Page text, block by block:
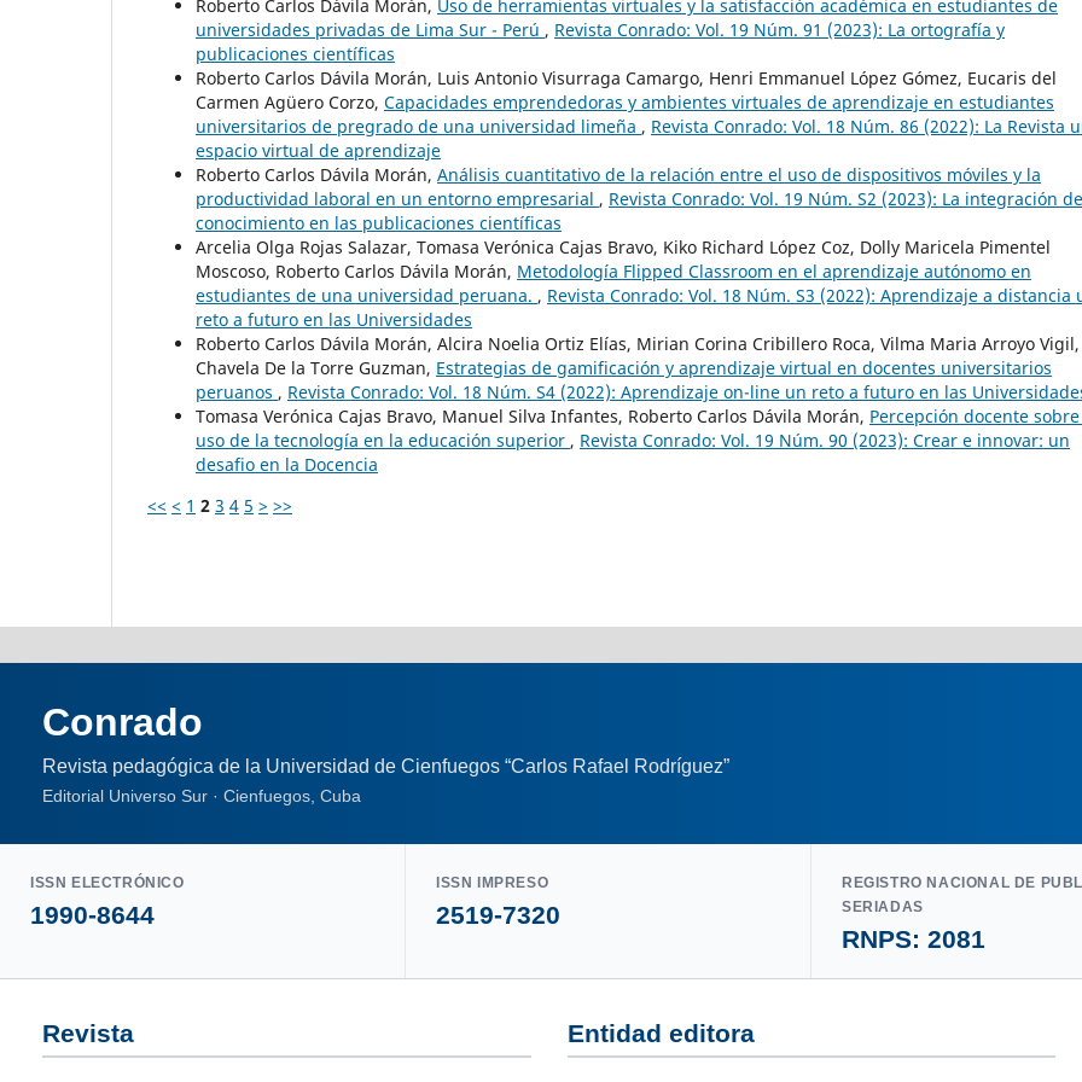
Roberto Carlos Dávila Morán, Uso de herramientas virtuales y la satisfacción académica en estudiantes de
universidades privadas de Lima Sur - Perú , Revista Conrado: Vol. 19 Núm. 91 (2023): La ortografía y
publicaciones científicas
Roberto Carlos Dávila Morán, Luis Antonio Visurraga Camargo, Henri Emmanuel López Gómez, Eucaris del
Carmen Agüero Corzo, Capacidades emprendedoras y ambientes virtuales de aprendizaje en estudiantes
universitarios de pregrado de una universidad limeña , Revista Conrado: Vol. 18 Núm. 86 (2022): La Revista
espacio virtual de aprendizaje
Roberto Carlos Dávila Morán, Análisis cuantitativo de la relación entre el uso de dispositivos móviles y la
productividad laboral en un entorno empresarial , Revista Conrado: Vol. 19 Núm. S2 (2023): La integración
conocimiento en las publicaciones científicas
Arcelia Olga Rojas Salazar, Tomasa Verónica Cajas Bravo, Kiko Richard López Coz, Dolly Maricela Pimentel
Moscoso, Roberto Carlos Dávila Morán, Metodología Flipped Classroom en el aprendizaje autónomo en
estudiantes de una universidad peruana. , Revista Conrado: Vol. 18 Núm. S3 (2022): Aprendizaje a distancia
reto a futuro en las Universidades
Roberto Carlos Dávila Morán, Alcira Noelia Ortiz Elías, Mirian Corina Cribillero Roca, Vilma Maria Arroyo Vigil,
Chavela De la Torre Guzman, Estrategias de gamificación y aprendizaje virtual en docentes universitarios
peruanos , Revista Conrado: Vol. 18 Núm. S4 (2022): Aprendizaje on-line un reto a futuro en las
Tomasa Verónica Cajas Bravo, Manuel Silva Infantes, Roberto Carlos Dávila Morán, Percepción docente
uso de la tecnología en la educación superior , Revista Conrado: Vol. 19 Núm. 90 (2023): Crear e innovar: un
desafio en la Docencia
<< < 1 2 3 4 5 > >>
Conrado
Revista pedagógica de la Universidad de Cienfuegos “Carlos Rafael Rodríguez”
Editorial Universo Sur · Cienfuegos, Cuba
ISSN ELECTRÓNICO
1990-8644
ISSN IMPRESO
2519-7320
REGISTRO NACIONAL DE
SERIADAS
RNPS: 2081
Revista Entidad editora